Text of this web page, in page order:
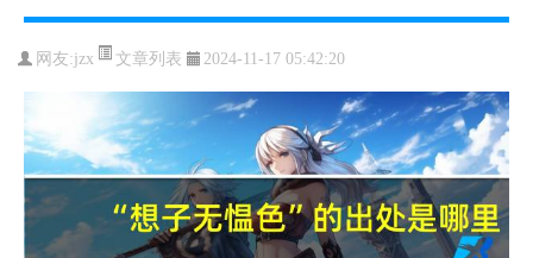
网友:jzx 文章列表 2024-11-17 05:42:20